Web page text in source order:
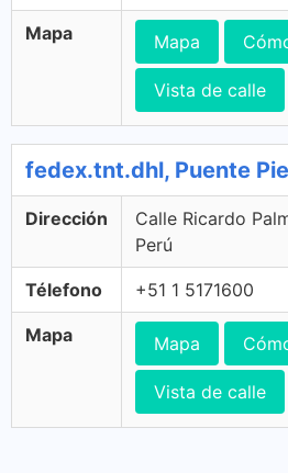
Mapa Mapa
Vista de calle
fedex.tnt.dhl, Puente
Dirección
Calle Ricardo
Perú
Télefono +51 1 5171600
Mapa Mapa
Vista de calle